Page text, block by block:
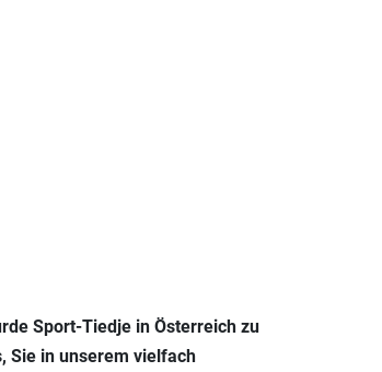
Sport-Tiedje in Österreich zu
Sie in unserem vielfach